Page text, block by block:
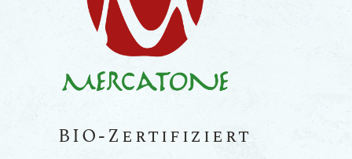
BIO-Zertifiziert